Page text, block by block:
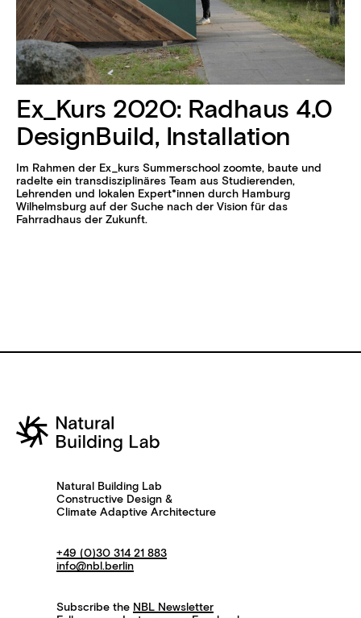
Ex_Kurs 2020: Radhaus 4.0
DesignBuild, Installation
Im Rahmen der Ex_kurs Summerschool zoomte, baute und
radelte ein transdisziplinäres Team aus Studierenden,
Lehrenden und lokalen Expert*innen durch Hamburg
Wilhelmsburg auf der Suche nach der Vision für das
Fahrradhaus der Zukunft.
Natural Building Lab
Constructive Design &
Climate Adaptive Architecture
+49 (0)30 314 21 883
info@nbl.berlin
Subscribe the NBL Newsletter